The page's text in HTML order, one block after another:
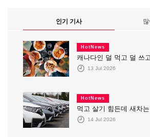
인기 기사
HotNews
캐나다인 덜 먹고 덜 쓰
13 Jul 2026
HotNews
먹고 살기 힘든데 새차
14 Jul 2026